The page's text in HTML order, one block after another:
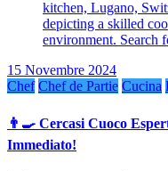
15 Novembre 2024
Chef Chef de Partie Cucina
👨‍🍳 Cercasi Cuoco
Immediato!